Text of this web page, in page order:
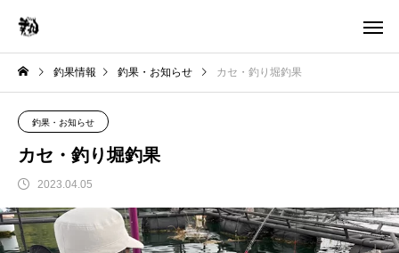
釣果情報 釣果・お知らせ カセ・釣り堀釣果
釣果・お知らせ
カセ・釣り堀釣果
2023.04.05